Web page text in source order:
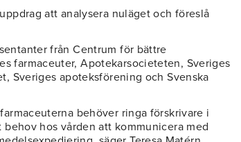
att analysera nuläget och föreslå
från Centrum för bättre
farmaceuter, Apotekarsocieteten, Sveriges
Sveriges apoteksförening och Svenska
behöver ringa förskrivare i
hos vården att kommunicera med